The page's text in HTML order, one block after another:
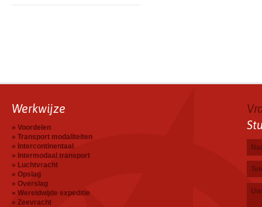
Werkwijze
Voordelen
Transport modaliteiten
Intercontinentaal
Intermodaal transport
Luchtvracht
Opslag
Overslag
Wereldwijde expeditie
Zeevracht
E-
Uw